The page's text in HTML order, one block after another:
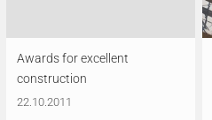
Awards for excellent
construction
22.10.2011